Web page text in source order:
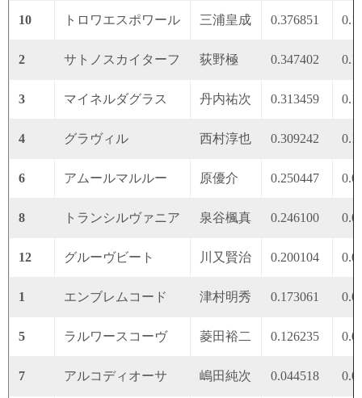
10 トロワエスポワール 三浦皇成 0.376851
2 サトノスカイターフ 荻野極 0.347402
3 マイネルダグラス 丹内祐次 0.313459
4 グラヴィル 西村淳也 0.309242
6 アムールマルルー 原優介 0.250447
8 トランシルヴァニア 泉谷楓真 0.246100
12 グルーヴビート 川又賢治 0.200104
1 エンブレムコード 津村明秀 0.173061
5 ラルワースコーヴ 菱田裕二 0.126235
7 アルコディオーサ 嶋田純次 0.044518